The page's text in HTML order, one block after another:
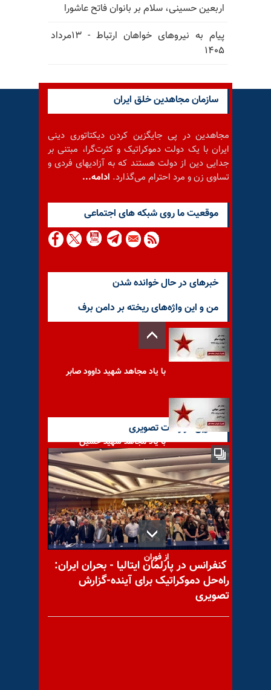
اربعین حسینی، سلام بر بانوان فاتح عاشورا
پیام به نیروهای خواهان ارتباط - ۱۳مرداد
۱۴۰۵
سازمان مجاهدین خلق ایران
مجاهدین در پی جایگزین کردن دیکتاتوری دینی
ایران با یک دولت دموکراتیک و کثرت‌گرا، مبتنی بر
جدایی دین از دولت هستند که به آزادیهای فردی و
تساوی زن و مرد احترام می‌گذارد. ادامه...
موقعيت ما روى شبكه هاى اجتماعى
خبرهای در حال خوانده شدن
من و این واژه‌های ریخته بر دامن برف
با یاد مجاهد شهید داوود صابر
با یاد مجاهد شهید حسین
سهابی
بسیج سرکوبگرانه و سراسیمه
رژیم آخوندی در کرمان در هراس
از فوران
آخرین گزارشات تصویری
کنفرانس در پارلمان ایتالیا - بحران ایران:
راه‌حل دموکراتیک برای آینده-گزارش
تصویری